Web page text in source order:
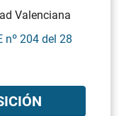
Valenciana
nº 204 del 28